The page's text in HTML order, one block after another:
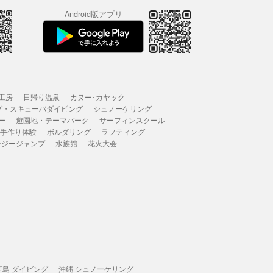
Android版アプリ
房 日帰り温泉
カヌー･カヤック
・スキューバダイビング
シュノーケリング
遊園地・テーマパーク
サーフィンスクール
作り体験
ボルダリング
ラフティング
ージャンプ
水族館 花火大会
島 ダイビング 沖縄 シュノーケリング